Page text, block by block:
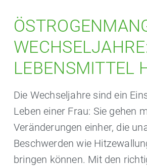
LEBENSMITTEL
Die Wechseljahre sind ein
Leben einer Frau: Sie gehen
Veränderungen einher, die
Beschwerden wie
bringen können. Mit den